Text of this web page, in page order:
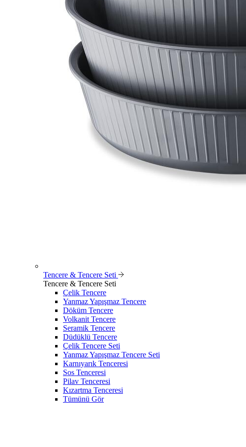
Tencere & Tencere Seti
Tencere & Tencere Seti
Çelik Tencere
Yanmaz Yapışmaz Tencere
Döküm Tencere
Volkanit Tencere
Seramik Tencere
Düdüklü Tencere
Çelik Tencere Seti
Yanmaz Yapışmaz Tencere Seti
Karnıyarık Tenceresi
Sos Tenceresi
Pilav Tenceresi
Kızartma Tenceresi
Tümünü Gör